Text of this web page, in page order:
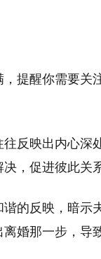
提醒你需要关
反映出内心深
，促进彼此关
的反映，暗示
婚那一步，导